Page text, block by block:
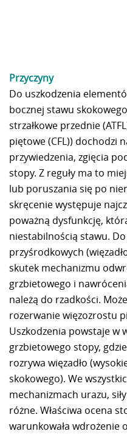
Przyczyny
Do uszkodzenia
bocznej stawu
strzałkowe przednie
piętowe (CFL)) dochodzi
przywiedzenia, zgięcia
stopy. Z reguły ma to
lub poruszania się po
skręcenie występuje
poważną dysfunkcję,
niestabilnością stawu.
przyśrodkowych
skutek mechanizmu
grzbietowego i
należą do rzadkości.
rozerwanie więzozrostu
Uszkodzenia powstaje w
grzbietowego stopy,
rozrywa więzadło
skokowego). We
mechanizmach urazu,
różne. Właściwa ocena
warunkowała wdrożenie